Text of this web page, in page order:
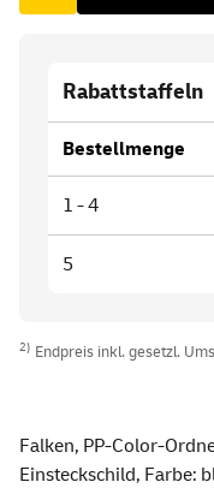
Rabattstaffeln
Bestellmenge
1 - 4
5
2) Endpreis inkl. gesetzl.
Falken, PP-Color-
Einsteckschild, Farbe: